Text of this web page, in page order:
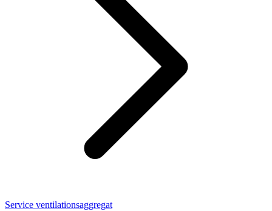
Service ventilationsaggregat